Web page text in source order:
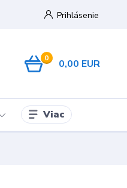
Prihlásenie
0 0,00 EUR
Viac